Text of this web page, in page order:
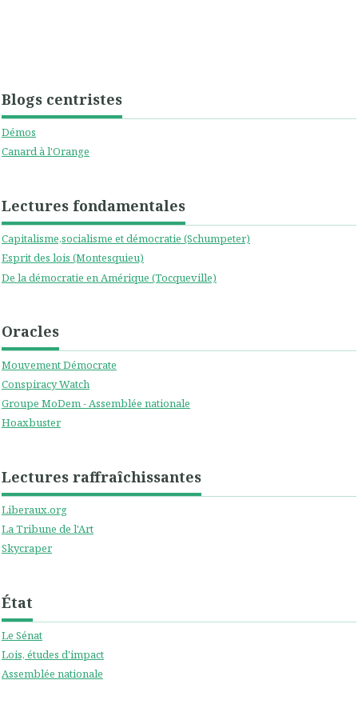
Blogs centristes
Démos
Canard à l'Orange
Lectures fondamentales
Capitalisme,socialisme et démocratie (Schumpeter)
Esprit des lois (Montesquieu)
De la démocratie en Amérique (Tocqueville)
Oracles
Mouvement Démocrate
Conspiracy Watch
Groupe MoDem - Assemblée nationale
Hoaxbuster
Lectures raffraîchissantes
Liberaux.org
La Tribune de l'Art
Skycraper
État
Le Sénat
Lois, études d'impact
Assemblée nationale